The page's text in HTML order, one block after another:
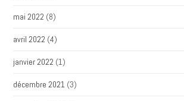
mai 2022 (8)
avril 2022 (4)
janvier 2022 (1)
décembre 2021 (3)